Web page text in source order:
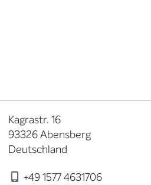
Kagrastr. 16
93326 Abensberg
Deutschland
+49 1577 4631706